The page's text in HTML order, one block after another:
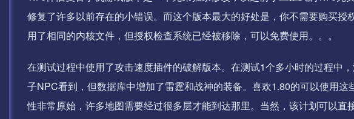
修复了许多以前存在的小错误。而这个版本最大的好处是，你不需要购买
用了相同的内核文件，但授权检查系统已经被移除，可以免费使用。。。
在测试过程中使用了攻击速度插件的破解版本。在测试1个多小时的过程中
子NPC看到，但数据库中增加了雷霆和战神的装备。喜欢1.80的可以使用
性非常原始，许多地图需要经过很多层才能到达那里。当然，该计划可以直